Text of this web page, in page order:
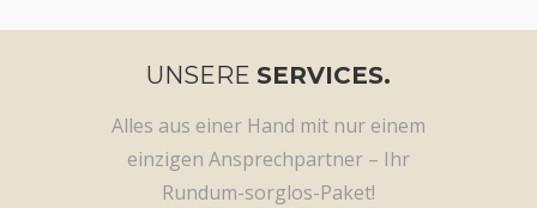
UNSERE SERVICES.
Alles aus einer Hand mit nur einem
einzigen Ansprechpartner – Ihr
Rundum-sorglos-Paket!